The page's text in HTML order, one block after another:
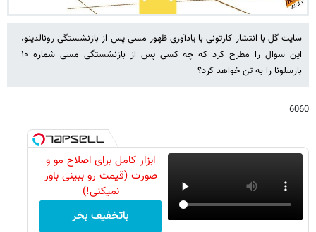
سایت گل با انتشار کارتونی با یادآوری ظهور مسی پس از بازنشستگی رونالدینو،
این سوال را مطرح کرد که چه کسی پس از بازنشستگی مسی شماره ۱۰
بارسلونا را به تن خواهد کرد؟
6060
ابزار کامل برای اصلاح مو و
صورت (قیمت رو ببینی باور
نمیکنی!)
باتخفیف بخر